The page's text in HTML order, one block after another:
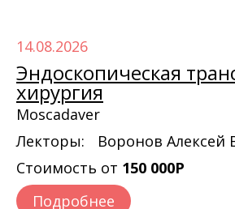
14.08.2026
Эндоскопическая
хирургия
Moscadaver
Лекторы:
Воронов Алексей
Стоимость от 150 000Р
Подробнее